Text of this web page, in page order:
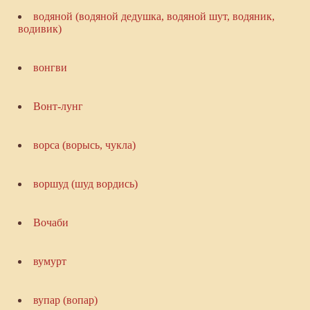
водяной (водяной дедушка, водяной шут, водяник,
водивик)
вонгви
Вонт-лунг
ворса (ворысь, чукла)
воршуд (шуд вордись)
Вочаби
вумурт
вупар (вопар)